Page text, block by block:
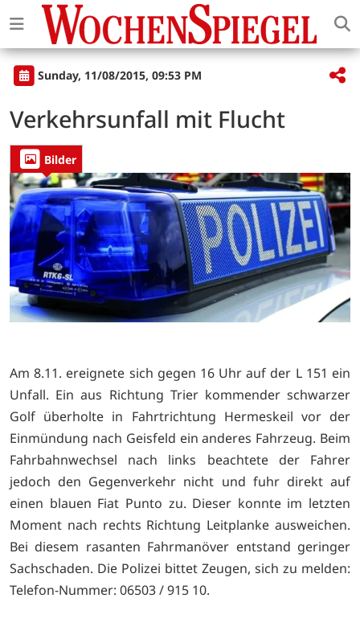
Sunday, 11/08/2015, 09:53 PM
Verkehrsunfall mit Flucht
Bilder
Am 8.11. ereignete sich gegen 16 Uhr auf der L 151 ein
Unfall. Ein aus Richtung Trier kommender schwarzer
Golf überholte in Fahrtrichtung Hermeskeil vor der
Einmündung nach Geisfeld ein anderes Fahrzeug. Beim
Fahrbahnwechsel nach links beachtete der Fahrer
jedoch den Gegenverkehr nicht und fuhr direkt auf
einen blauen Fiat Punto zu. Dieser konnte im letzten
Moment nach rechts Richtung Leitplanke ausweichen.
Bei diesem rasanten Fahrmanöver entstand geringer
Sachschaden. Die Polizei bittet Zeugen, sich zu melden:
Telefon-Nummer: 06503 / 915 10.